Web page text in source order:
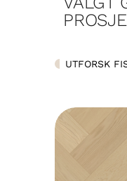
UTFORSK